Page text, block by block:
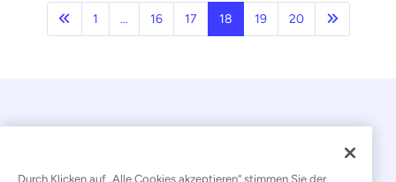
Vorherige
1 ... 16 17 18 19 20 Nächste
Durch Klicken auf „Alle Cookies akzeptieren“ stimmen Sie der